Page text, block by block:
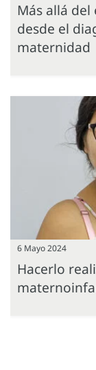
Más allá del
desde el
maternidad
6 Mayo 2024
Hacerlo